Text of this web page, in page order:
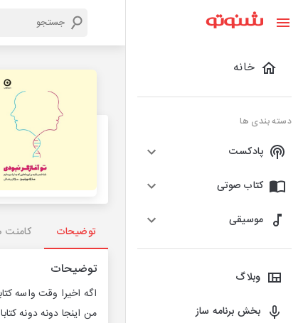
خانه
دسته بندی ها
پادکست
کتاب صوتی
موسیقی
وبلاگ
بخش برنامه ساز
توضیحات کامنت
توضیحات
اگه اخیرا وقت واسه
من اینجا دونه دونه